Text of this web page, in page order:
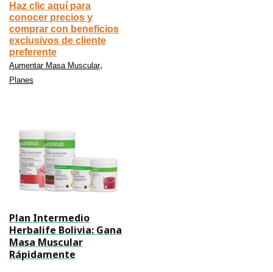
Haz clic aquí para
conocer precios y
comprar con beneficios
exclusivos de cliente
preferente
Aumentar Masa Muscular,
Planes
Plan Intermedio
Herbalife Bolivia: Gana
Masa Muscular
Rápidamente